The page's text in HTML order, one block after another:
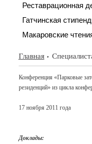
Реставрационная
Гатчинская
Макаровские
Главная
Конференция «Парковые
резиденций» из цикла
17 ноября 2011 года
Доклады: